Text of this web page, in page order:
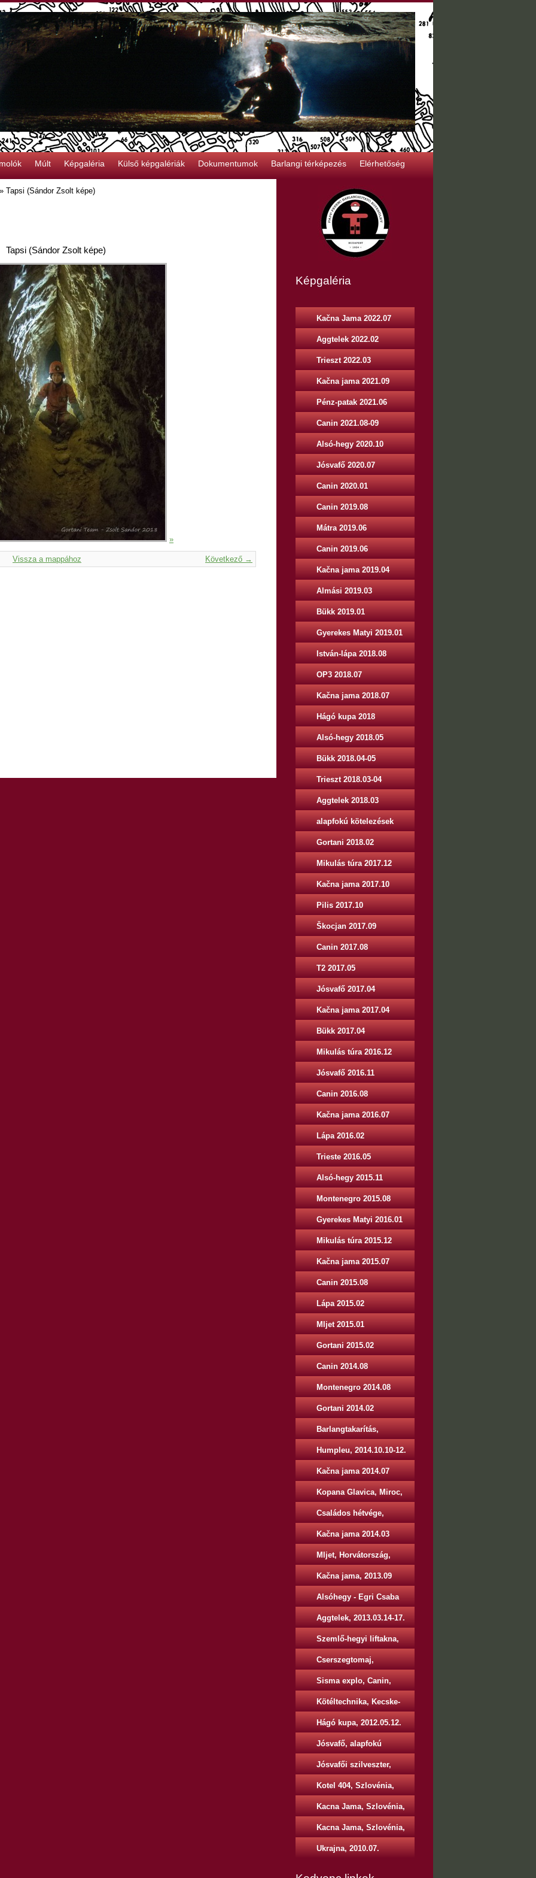
Múlt Képgaléria Külső képgalériák Dokumentumok Barlangi térképezés Elérhetőség
» Tapsi (Sándor Zsolt képe)
Tapsi (Sándor Zsolt képe)
»
Következő →
Vissza a mappához
Képgaléria
Kačna Jama 2022.07
Aggtelek 2022.02
Trieszt 2022.03
Kačna jama 2021.09
Pénz-patak 2021.06
Canin 2021.08-09
Alsó-hegy 2020.10
Jósvafő 2020.07
Canin 2020.01
Canin 2019.08
Mátra 2019.06
Canin 2019.06
Kačna jama 2019.04
Almási 2019.03
Bükk 2019.01
Gyerekes Matyi 2019.01
István-lápa 2018.08
OP3 2018.07
Kačna jama 2018.07
Hágó kupa 2018
Alsó-hegy 2018.05
Bükk 2018.04-05
Trieszt 2018.03-04
Aggtelek 2018.03
alapfokú kötelezések
Gortani 2018.02
Mikulás túra 2017.12
Kačna jama 2017.10
Pilis 2017.10
Škocjan 2017.09
Canin 2017.08
T2 2017.05
Jósvafő 2017.04
Kačna jama 2017.04
Bükk 2017.04
Mikulás túra 2016.12
Jósvafő 2016.11
Canin 2016.08
Kačna jama 2016.07
Lápa 2016.02
Trieste 2016.05
Alsó-hegy 2015.11
Montenegro 2015.08
Gyerekes Matyi 2016.01
Mikulás túra 2015.12
Kačna jama 2015.07
Canin 2015.08
Lápa 2015.02
Mljet 2015.01
Gortani 2015.02
Canin 2014.08
Montenegro 2014.08
Gortani 2014.02
Barlangtakarítás,
Humpleu, 2014.10.10-12.
Kačna jama 2014.07
Kopana Glavica, Miroc,
Családos hétvége,
Kačna jama 2014.03
Mljet, Horvátország,
Kačna jama, 2013.09
Alsóhegy - Egri Csaba
Aggtelek, 2013.03.14-17.
Szemlő-hegyi liftakna,
Cserszegtomaj,
Sisma explo, Canin,
Kötéltechnika, Kecske-
Hágó kupa, 2012.05.12.
Jósvafő, alapfokú
Jósvafői szilveszter,
Kotel 404, Szlovénia,
Kacna Jama, Szlovénia,
Kacna Jama, Szlovénia,
Ukrajna, 2010.07.